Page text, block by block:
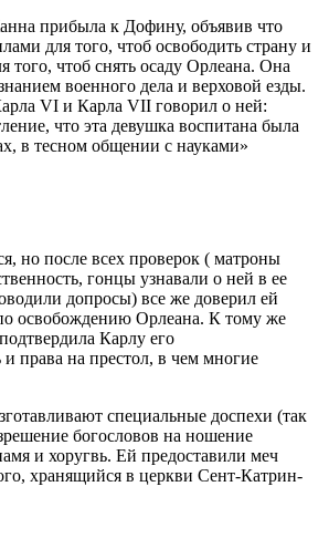
прибыла к Дофину, объявив что
для того, чтоб освободить страну и
того, чтоб снять осаду Орлеана. Она
военного дела и верховой езды.
VI и Карла VII говорил о ней:
что эта девушка воспитана была
в тесном общении с науками»
но после всех проверок ( матроны
гонцы узнавали о ней в ее
допросы) все же доверил ей
освобождению Орлеана. К тому же
Карлу его
права на престол, в чем многие
специальные доспехи (так
богословов на ношение
и хоругвь. Ей предоставили меч
хранящийся в церкви Сент-Катрин-